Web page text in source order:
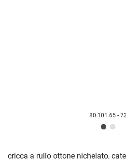
80.101.65 - 73
cricca a rullo ottone nichelato,